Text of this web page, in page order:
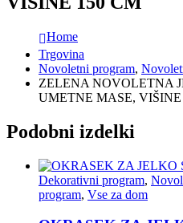
Home
Trgovina
Novoletni program,
ZELENA NOVOLETNA
UMETNE MASE, VIŠINE
Podobni izdelki
Dekorativni program,
program, Vse za dom